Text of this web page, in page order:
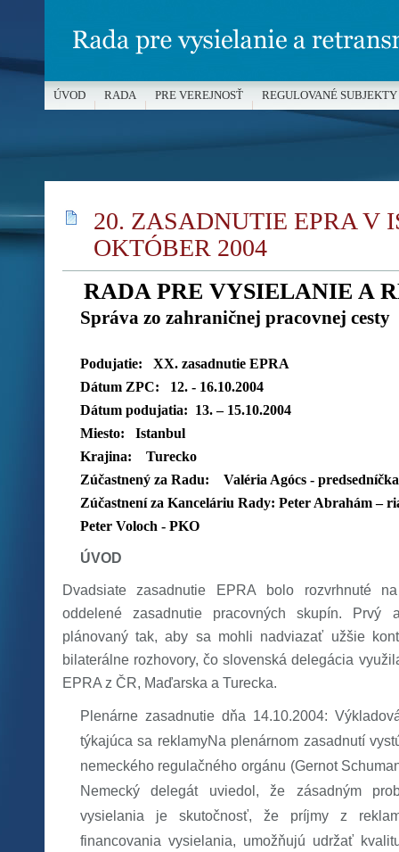
20. ZASADNUTIE EPRA V
OKTÓBER 2004
RADA PRE VYSIELANIE A
Správa zo zahraničnej pracovnej cesty
Podujatie: XX. zasadnutie EPRA
Dátum ZPC: 12. - 16.10.2004
Dátum podujatia: 13. – 15.10.2004
Miesto: Istanbul
Krajina: Turecko
Zúčastnený za Radu: Valéria Agócs -
Zúčastnení za Kanceláriu Rady: Peter Abrahám –
Peter Voloch - PKO
ÚVOD
Dvadsiate zasadnutie EPRA bolo rozvrhnuté
oddelené zasadnutie pracovných skupín.
plánovaný tak, aby sa mohli nadviazať užšie
bilaterálne rozhovory, čo slovenská delegácia
EPRA z ČR, Maďarska a Turecka.
Plenárne zasadnutie dňa 14.10.2004:
týkajúca sa reklamyNa plenárnom zasadnutí
nemeckého regulačného orgánu (Gernot
Nemecký delegát uviedol, že zásadným
vysielania je skutočnosť, že príjmy z
financovania vysielania, umožňujú udržať
ÚVOD RADA PRE VEREJNOSŤ REGULOVANÉ SUBJEKTY